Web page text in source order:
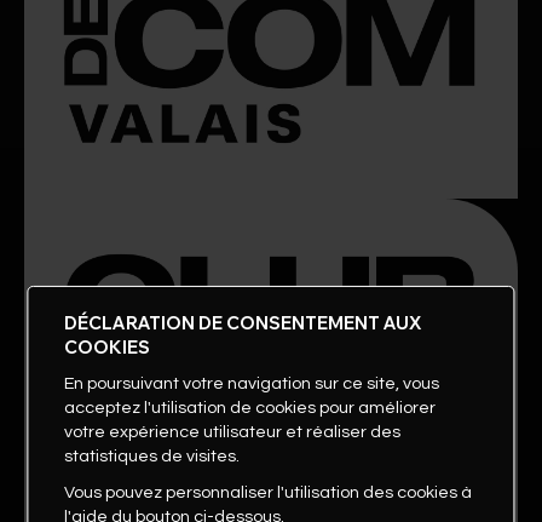
DÉCLARATION DE CONSENTEMENT AUX
COOKIES
En poursuivant votre navigation sur ce site, vous
acceptez l'utilisation de cookies pour améliorer
votre expérience utilisateur et réaliser des
statistiques de visites.
Vous pouvez personnaliser l'utilisation des cookies à
l'aide du bouton ci-dessous.